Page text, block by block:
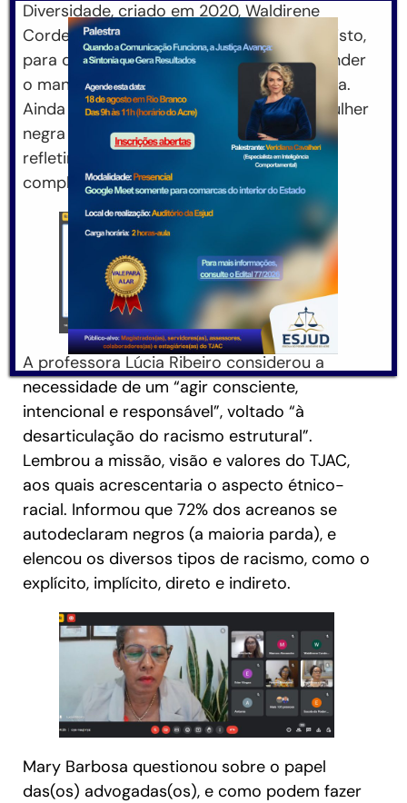
Diversidade, criado em 2020, Waldirene
Cordeiro citou a linguista Conceição Evaristo,
para quem o mais importante não é estender
o manto da caridade, mas sim o da Justiça.
Ainda conforme a escritora mineira, “a mulher
negra é a base da pirâmide, de modo a
refletir toda sua beleza, inteireza,
complexidade e humanidade”.
A professora Lúcia Ribeiro considerou a
necessidade de um “agir consciente,
intencional e responsável”, voltado “à
desarticulação do racismo estrutural”.
Lembrou a missão, visão e valores do TJAC,
aos quais acrescentaria o aspecto étnico-
racial. Informou que 72% dos acreanos se
autodeclaram negros (a maioria parda), e
elencou os diversos tipos de racismo, como o
explícito, implícito, direto e indireto.
Mary Barbosa questionou sobre o papel
das(os) advogadas(os), e como podem fazer